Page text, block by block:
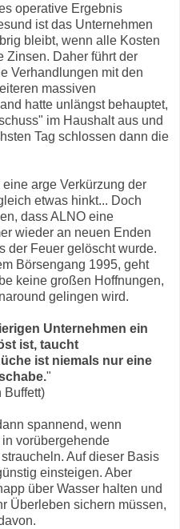
operative Ergebnis
ist das Unternehmen
bleibt, wenn alle Kosten
Zinsen. Daher führt der
Verhandlungen mit den
massiven
hatte unlängst behauptet,
im Haushalt aus und
Tag schlossen dann die
arge Verkürzung der
etwas hinkt... Doch
dass ALNO eine
wieder an neuen Enden
der Feuer gelöscht wurde.
Börsengang 1995, geht
keine großen Hoffnungen,
gelingen wird.
Unternehmen ein
ist, taucht
ist niemals nur eine
"
Buffett)
spannend, wenn
vorübergehende
Auf dieser Basis
einsteigen. Aber
über Wasser halten und
Überleben sichern müssen,